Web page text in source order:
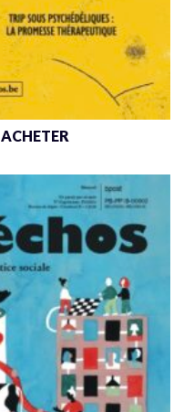
ACHETER